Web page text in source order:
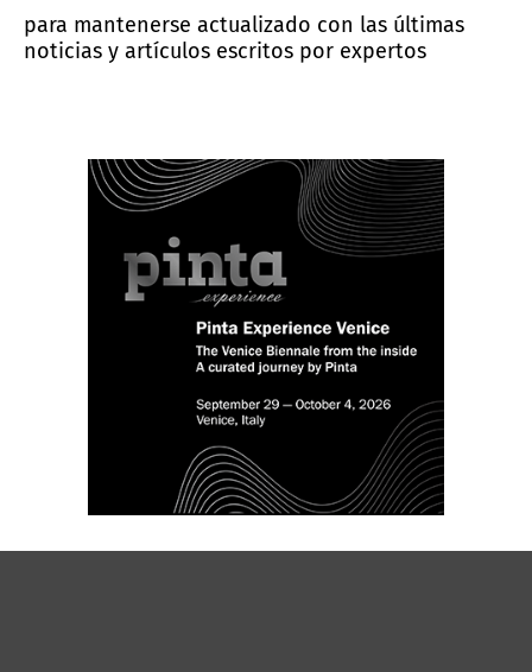
para mantenerse actualizado con las últimas
noticias y artículos escritos por expertos